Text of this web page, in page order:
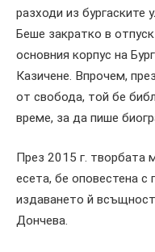
разходи из бургаските
Беше закратко в
основния корпус на
Казичене. Впрочем,
от свобода, той бе
време, за да пише
През 2015 г. творбата
есета, бе оповестена с
издаването й
Дончева.